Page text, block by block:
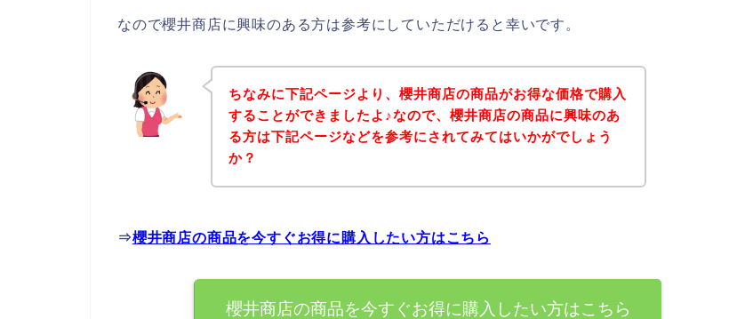
なので櫻井商店に興味のある方は参考にしていただけると幸いです。
ちなみに下記ページより、櫻井商店の商品がお得な価格で購入
することができましたよ♪なので、櫻井商店の商品に興味のあ
る方は下記ページなどを参考にされてみてはいかがでしょう
か？
⇒櫻井商店の商品を今すぐお得に購入したい方はこちら
櫻井商店の商品を今すぐお得に購入したい方はこちら